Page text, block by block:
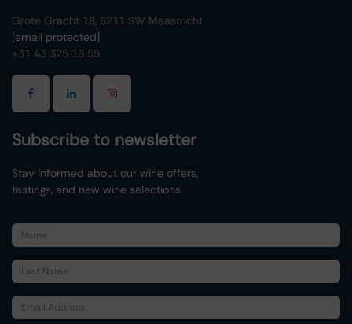
Grote Gracht 18, 6211 SW Maastricht
[email protected]
+31 43 325 13 55
Subscribe to newsletter
Stay informed about our wine offers,
tastings, and new wine selections.